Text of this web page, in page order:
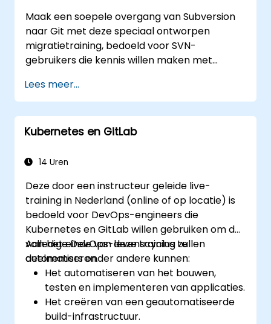
diff-bestanden, gebruik van de stash-functie,
werken met tags en distributiepatronen bij
gebruik van gehoste repositories. Deze cursus
ondersteunt softwareteams erin om
versiebeheer efficiënt te organiseren, merge-
Maak een soepele overgang van Subversion
naar Git met deze speciaal ontworpen
migratietraining, bedoeld voor SVN-
gebruikers die kennis willen maken met
deze praktijkgerichte cursus worden de
basisconcepten van Git behandeld, evenals
dagelijkse werkprocessen, geavanceerde
strategieën voor het aanmaken en
migratieprocedures, de interne werking van
Hierdoor kunnen ontwikkelaars
veelvoorkomende valkuilen vermijden en
vertrouwd en efficiënt moderne DVCS-
werkwijzen toepassen, waardoor
samenwerking en sneller
softwareontwikkelen mogelijk worden.
Lees meer...
Kubernetes en GitLab
14 Uren
Deze door een instructeur geleide live-
training in Nederland (online of op locatie) is
bedoeld voor DevOps-engineers die
Kubernetes en GitLab willen gebruiken om de
volledige DevOps-levenscyclus te
automatiseren.
Aan het einde van deze training zullen
deelnemers onder andere kunnen:
Het automatiseren van het bouwen,
testen en implementeren van applicaties.
Het creëren van een geautomatiseerde
build-infrastructuur.